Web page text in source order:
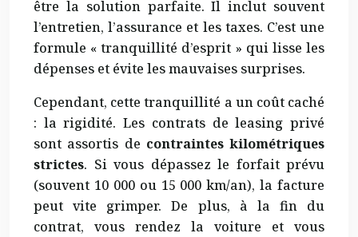
être la solution parfaite. Il inclut souvent
l’entretien, l’assurance et les taxes. C’est une
formule « tranquillité d’esprit » qui lisse les
dépenses et évite les mauvaises surprises.
Cependant, cette tranquillité a un coût caché
: la rigidité. Les contrats de leasing privé
sont assortis de contraintes kilométriques
strictes. Si vous dépassez le forfait prévu
(souvent 10 000 ou 15 000 km/an), la facture
peut vite grimper. De plus, à la fin du
contrat, vous rendez la voiture et vous